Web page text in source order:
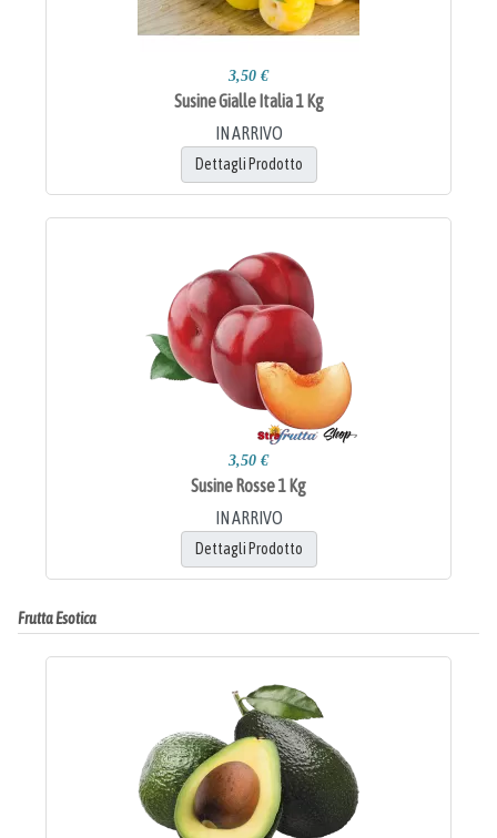
3,50 €
Susine Gialle Italia 1 Kg
IN ARRIVO
Dettagli Prodotto
3,50 €
Susine Rosse 1 Kg
IN ARRIVO
Dettagli Prodotto
Frutta Esotica